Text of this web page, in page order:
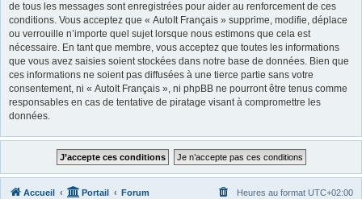
de tous les messages sont enregistrées pour aider au renforcement de ces
conditions. Vous acceptez que « AutoIt Français » supprime, modifie, déplace
ou verrouille n’importe quel sujet lorsque nous estimons que cela est
nécessaire. En tant que membre, vous acceptez que toutes les informations
que vous avez saisies soient stockées dans notre base de données. Bien que
ces informations ne soient pas diffusées à une tierce partie sans votre
consentement, ni « AutoIt Français », ni phpBB ne pourront être tenus comme
responsables en cas de tentative de piratage visant à compromettre les
données.
Accueil Portail Forum Heures au format UTC+02:00